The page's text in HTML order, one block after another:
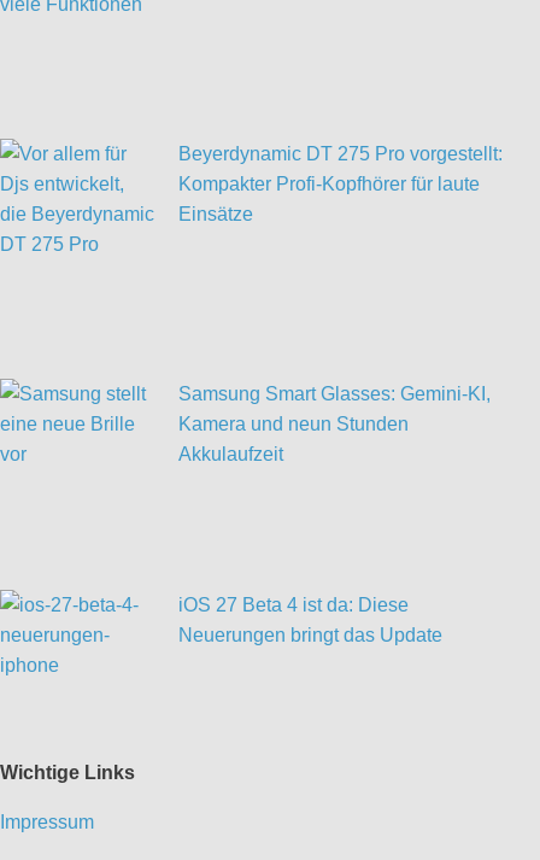
Beyerdynamic DT 275 Pro vorgestellt:
Kompakter Profi-Kopfhörer für laute
Einsätze
Samsung Smart Glasses: Gemini-KI,
Kamera und neun Stunden
Akkulaufzeit
iOS 27 Beta 4 ist da: Diese
Neuerungen bringt das Update
Wichtige Links
Impressum